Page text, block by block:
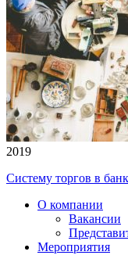
2019
Систему торгов в
О компании
Вакансии
Мероприятия